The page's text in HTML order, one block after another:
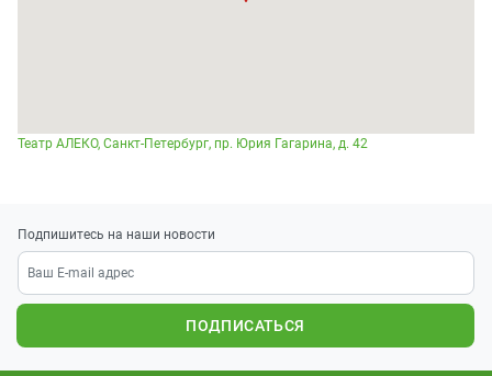
Театр АЛЕКО, Санкт-Петербург, пр. Юрия Гагарина, д. 42
Подпишитесь на наши новости
ПОДПИСАТЬСЯ